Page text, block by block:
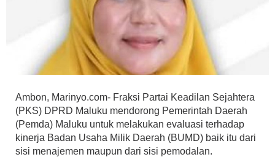
Ambon, Marinyo.com- Fraksi Partai Keadilan Sejahtera
(PKS) DPRD Maluku mendorong Pemerintah Daerah
(Pemda) Maluku untuk melakukan evaluasi terhadap
kinerja Badan Usaha Milik Daerah (BUMD) baik itu dari
sisi menajemen maupun dari sisi pemodalan.